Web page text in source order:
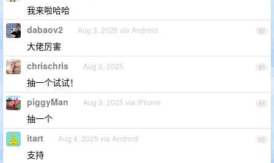
我来啦哈哈
82
dabaov2 Aug 3, 2025 via Android
大佬厉害
83
chrischris Aug 3, 2025
抽一个试试！
84
piggyMan Aug 3, 2025 via iPhone
抽一个
85
itart Aug 4, 2025 via Android
支持